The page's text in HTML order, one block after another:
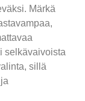
Märkä
selkävaivoista
sillä